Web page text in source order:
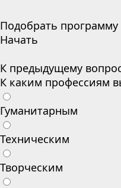
Подобрать программу
Начать
К предыдущему
К каким профессиям
Гуманитарным
Техническим
Творческим